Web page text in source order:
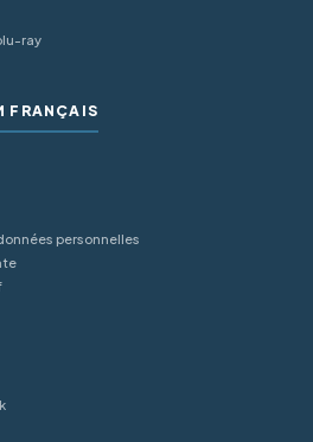
ray
FRANÇAIS
personnelles